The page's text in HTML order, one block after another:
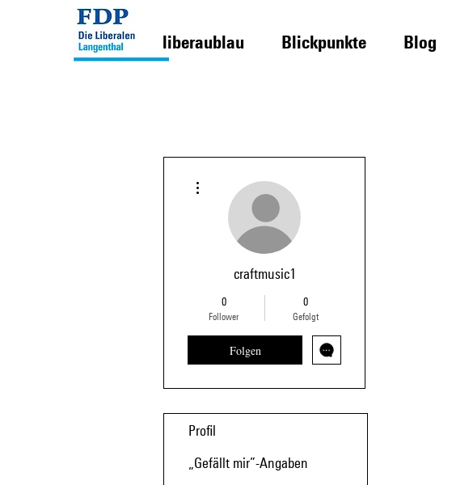
liberaublau Blickpunkte Blog
craftmusic1
0
Follower
0
Gefolgt
Folgen
Profil
„Gefällt mir”-Angaben